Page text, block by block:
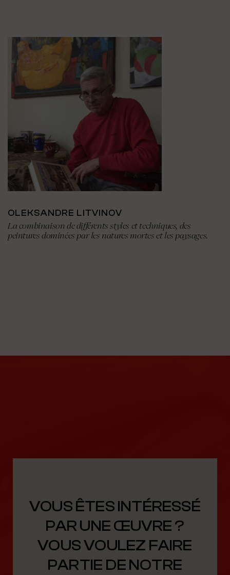
OLEKSANDRE LITVINOV
La combinaison de différents styles et techniques, des
peintures dominées par les natures mortes et les paysages.
VOUS ÊTES INTÉRESSÉ
PAR UNE ŒUVRE ?
VOUS VOULEZ FAIRE
PARTIE DE NOTRE